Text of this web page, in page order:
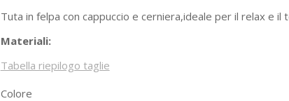
Tuta in felpa con cappuccio e cerniera,ideale per il relax e il
Materiali:
Tabella riepilogo taglie
Colore